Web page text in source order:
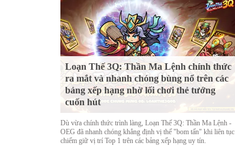
Loạn Thế 3Q: Thần Ma Lệnh chính thức
ra mắt và nhanh chóng bùng nổ trên các
bảng xếp hạng nhờ lối chơi thẻ tướng
cuốn hút
Dù vừa chính thức trình làng, Loạn Thế 3Q: Thần Ma Lệnh -
OEG đã nhanh chóng khẳng định vị thế "bom tấn" khi liên tục
chiếm giữ vị trí Top 1 trên các bảng xếp hạng uy tín.